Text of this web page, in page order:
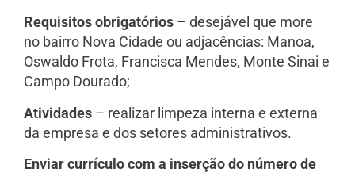
Requisitos obrigatórios – desejável que more
no bairro Nova Cidade ou adjacências: Manoa,
Oswaldo Frota, Francisca Mendes, Monte Sinai e
Campo Dourado;
Atividades – realizar limpeza interna e externa
da empresa e dos setores administrativos.
Enviar currículo com a inserção do número de